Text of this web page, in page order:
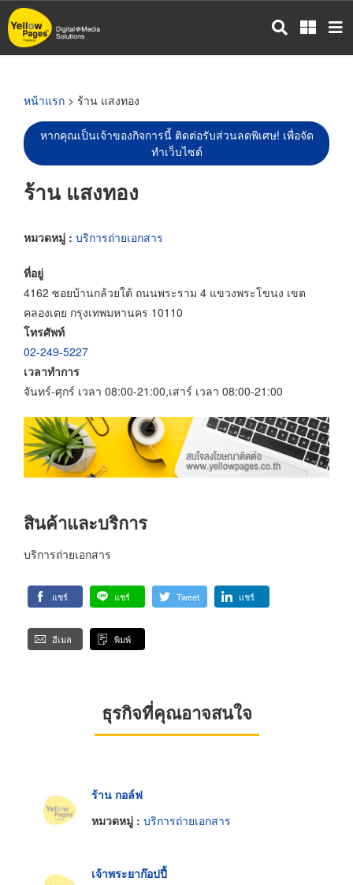
ข้าม
ไป
หน้าแรก > ร้าน แสงทอง
หากคุณเป็นเจ้าของกิจการนี้ ติดต่อรับส่วนลดพิเศษ! เพื่อจัด
ทำเว็บไซต์
ร้าน แสงทอง
หมวดหมู่ : บริการถ่ายเอกสาร
ที่อยู่
4162 ซอยบ้านกล้วยใต้ ถนนพระราม 4 แขวงพระโขนง เขต
คลองเตย กรุงเทพมหานคร 10110
โทรศัพท์
02-249-5227
เวลาทำการ
จันทร์-ศุกร์ เวลา 08:00-21:00,เสาร์ เวลา 08:00-21:00
สินค้าและบริการ
บริการถ่ายเอกสาร
แชร์ แชร์ Tweet แชร์
อีเมล พิมพ์
ธุรกิจที่คุณอาจสนใจ
ร้าน กอล์ฟ
หมวดหมู่ : บริการถ่ายเอกสาร
เจ้าพระยาก๊อปปี้